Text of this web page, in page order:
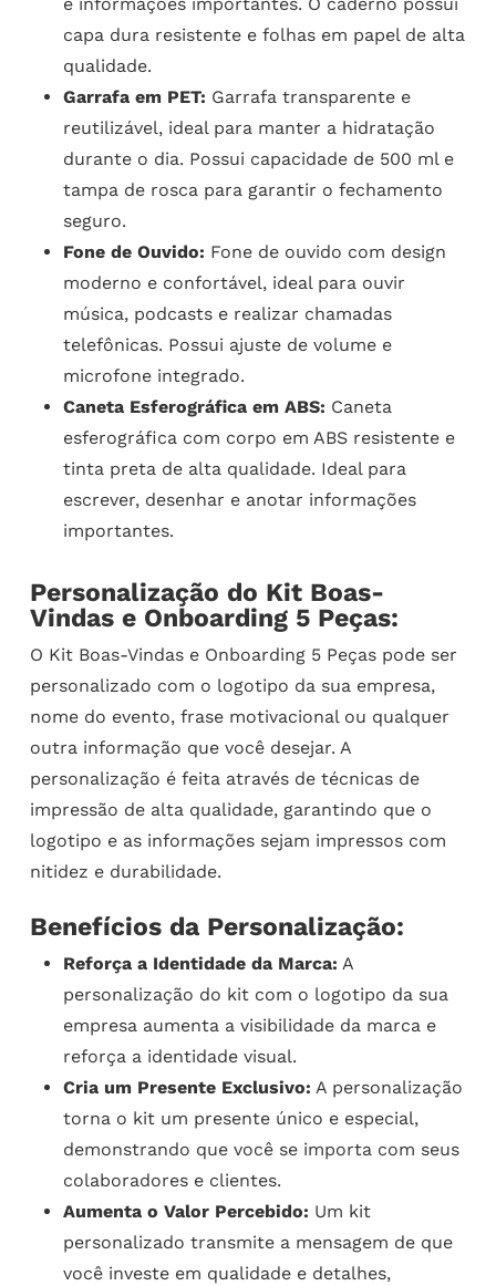
e informações importantes. O caderno possui
capa dura resistente e folhas em papel de alta
qualidade.
Garrafa em PET: Garrafa transparente e
reutilizável, ideal para manter a hidratação
durante o dia. Possui capacidade de 500 ml e
tampa de rosca para garantir o fechamento
seguro.
Fone de Ouvido: Fone de ouvido com design
moderno e confortável, ideal para ouvir
música, podcasts e realizar chamadas
telefônicas. Possui ajuste de volume e
microfone integrado.
Caneta Esferográfica em ABS: Caneta
esferográfica com corpo em ABS resistente e
tinta preta de alta qualidade. Ideal para
escrever, desenhar e anotar informações
importantes.
Personalização do Kit Boas-
Vindas e Onboarding 5 Peças:
O Kit Boas-Vindas e Onboarding 5 Peças pode ser
personalizado com o logotipo da sua empresa,
nome do evento, frase motivacional ou qualquer
outra informação que você desejar. A
personalização é feita através de técnicas de
impressão de alta qualidade, garantindo que o
logotipo e as informações sejam impressos com
nitidez e durabilidade.
Benefícios da Personalização:
Reforça a Identidade da Marca: A
personalização do kit com o logotipo da sua
empresa aumenta a visibilidade da marca e
reforça a identidade visual.
Cria um Presente Exclusivo: A personalização
torna o kit um presente único e especial,
demonstrando que você se importa com seus
colaboradores e clientes.
Aumenta o Valor Percebido: Um kit
personalizado transmite a mensagem de que
você investe em qualidade e detalhes,